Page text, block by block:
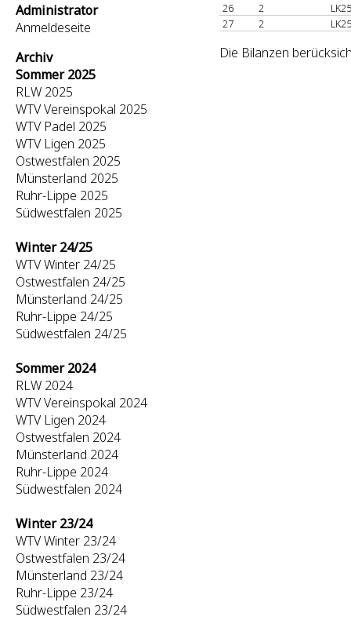
Administrator
Anmeldeseite
Archiv
Sommer 2025
RLW 2025
WTV Vereinspokal 2025
WTV Padel 2025
WTV Ligen 2025
Ostwestfalen 2025
Münsterland 2025
Ruhr-Lippe 2025
Südwestfalen 2025
Winter 24/25
WTV Winter 24/25
Ostwestfalen 24/25
Münsterland 24/25
Ruhr-Lippe 24/25
Südwestfalen 24/25
Sommer 2024
RLW 2024
WTV Vereinspokal 2024
WTV Ligen 2024
Ostwestfalen 2024
Münsterland 2024
Ruhr-Lippe 2024
Südwestfalen 2024
Winter 23/24
WTV Winter 23/24
Ostwestfalen 23/24
Münsterland 23/24
Ruhr-Lippe 23/24
Südwestfalen 23/24
26
2
27
2
Die Bilanzen